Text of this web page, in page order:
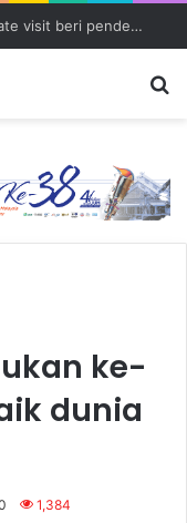
BGS beyond the boardroom: Corporate visit beri pendedahan dunia korporat kepada PELAJAR UUM
ke-
dunia
1,384